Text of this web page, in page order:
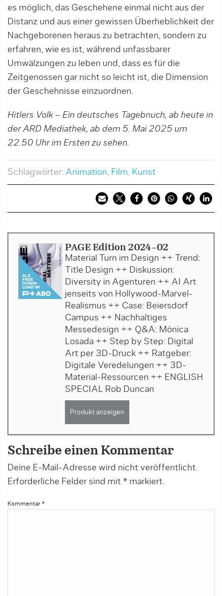
es möglich, das Geschehene einmal nicht aus der
Distanz und aus einer gewissen Überheblichkeit der
Nachgeborenen heraus zu betrachten, sondern zu
erfahren, wie es ist, während unfassbarer
Umwälzungen zu leben und, dass es für die
Zeitgenossen gar nicht so leicht ist, die Dimension
der Geschehnisse einzuordnen.
Hitlers Volk – Ein deutsches Tagebnuch, ab heute in
der ARD Mediathek, ab dem 5. Mai 2025 um
22.50 Uhr im Ersten zu sehen.
Schlagwörter: Animation, Film, Kunst
PAGE Edition 2024-02
Material Turn im Design ++ Trend:
Title Design ++ Diskussion:
Diversity in Agenturen ++ AI Art
jenseits von Hollywood-Marvel-
Realismus ++ Case: Beiersdorf
Campus ++ Nachhaltiges
Messedesign ++ Q&A: Mònica
Losada ++ Step by Step: Digital
Art per 3D-Druck ++ Ratgeber:
Digitale Veredelungen ++ 3D-
Material-Ressourcen ++ ENGLISH
SPECIAL Rob Duncan
Produkt anzeigen
Schreibe einen Kommentar
Deine E-Mail-Adresse wird nicht veröffentlicht.
Erforderliche Felder sind mit * markiert.
Kommentar *